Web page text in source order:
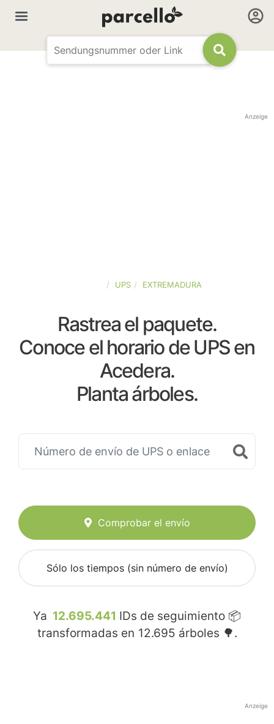
Anzeige
UPS EXTREMADURA
Rastrea el paquete.
Conoce el horario de UPS en
Acedera.
Planta árboles.
Comprobar el envío
Sólo los tiempos (sin número de envío)
Ya 12.695.441 IDs de seguimiento 📦
transformadas en 12.695 árboles 🌳.
Anzeige